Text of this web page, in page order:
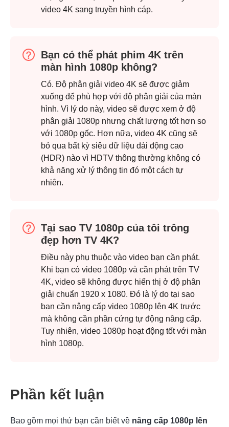
video 4K sang truyền hình cáp.
Bạn có thể phát phim 4K trên
màn hình 1080p không?
Có. Độ phân giải video 4K sẽ được giảm
xuống để phù hợp với độ phân giải của màn
hình. Vì lý do này, video sẽ được xem ở độ
phân giải 1080p nhưng chất lượng tốt hơn so
với 1080p gốc. Hơn nữa, video 4K cũng sẽ
bỏ qua bất kỳ siêu dữ liệu dải động cao
(HDR) nào vì HDTV thông thường không có
khả năng xử lý thông tin đó một cách tự
nhiên.
Tại sao TV 1080p của tôi trông
đẹp hơn TV 4K?
Điều này phụ thuộc vào video bạn cần phát.
Khi bạn có video 1080p và cần phát trên TV
4K, video sẽ không được hiển thị ở độ phân
giải chuẩn 1920 x 1080. Đó là lý do tại sao
bạn cần nâng cấp video 1080p lên 4K trước
mà không cần phần cứng tự động nâng cấp.
Tuy nhiên, video 1080p hoạt động tốt với màn
hình 1080p.
Phần kết luận
Bao gồm mọi thứ bạn cần biết về nâng cấp 1080p lên